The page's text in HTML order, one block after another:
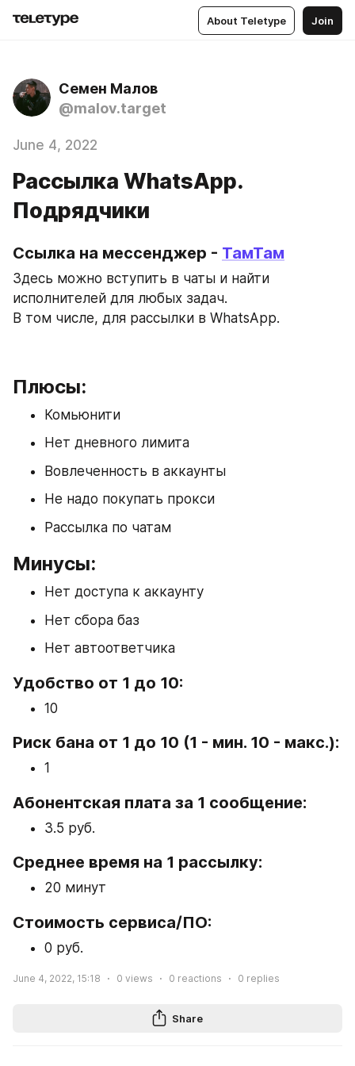
About Teletype Join
Семен Малов
@malov.target
June 4, 2022
Рассылка WhatsApp.
Подрядчики
Ссылка на мессенджер - ТамТам
Здесь можно вступить в чаты и найти
исполнителей для любых задач.
В том числе, для рассылки в WhatsApp.
Плюсы:
Комьюнити
Нет дневного лимита
Вовлеченность в аккаунты
Не надо покупать прокси
Рассылка по чатам
Минусы:
Нет доступа к аккаунту
Нет сбора баз
Нет автоответчика
Удобство от 1 до 10:
10
Риск бана от 1 до 10 (1 - мин. 10 - макс.):
1
Абонентская плата за 1 сообщение:
3.5 руб.
Среднее время на 1 рассылку:
20 минут
Стоимость сервиса/ПО:
0 руб.
June 4, 2022, 15:18 0 views 0 reactions 0 replies
Share